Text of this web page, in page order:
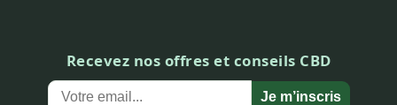
Recevez nos offres et conseils CBD
Je m’inscris